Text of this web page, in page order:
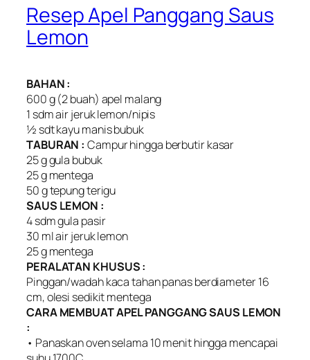
Resep Apel Panggang Saus
Lemon
BAHAN :
600 g (2 buah) apel malang
1 sdm air jeruk lemon/nipis
½ sdt kayu manis bubuk
TABURAN : Campur hingga berbutir kasar
25 g gula bubuk
25 g mentega
50 g tepung terigu
SAUS LEMON :
4 sdm gula pasir
30 ml air jeruk lemon
25 g mentega
PERALATAN KHUSUS :
Pinggan/wadah kaca tahan panas berdiameter 16
cm, olesi sedikit mentega
CARA MEMBUAT APEL PANGGANG SAUS LEMON
:
• Panaskan oven selama 10 menit hingga mencapai